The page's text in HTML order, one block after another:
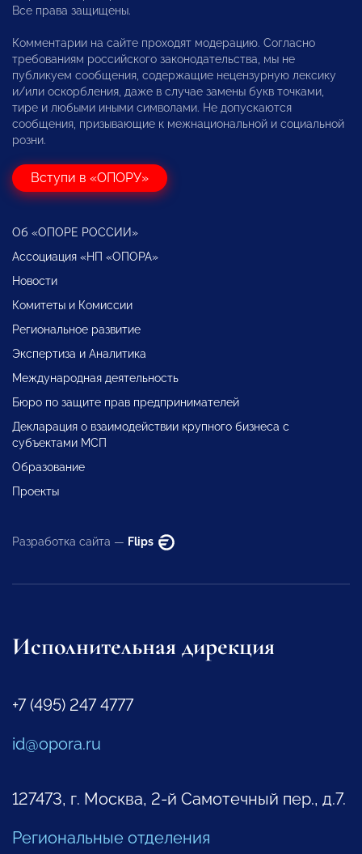
Все права защищены.
Комментарии на сайте проходят модерацию. Согласно
требованиям российского законодательства, мы не
публикуем сообщения, содержащие нецензурную лексику
и/или оскорбления, даже в случае замены букв точками,
тире и любыми иными символами. Не допускаются
сообщения, призывающие к межнациональной и социальной
розни.
Вступи в «ОПОРУ»
Об «ОПОРЕ РОССИИ»
Ассоциация «НП «ОПОРА»
Новости
Комитеты и Комиссии
Региональное развитие
Экспертиза и Аналитика
Международная деятельность
Бюро по защите прав предпринимателей
Декларация о взаимодействии крупного бизнеса с
субъектами МСП
Образование
Проекты
Разработка сайта — Flips
Исполнительная дирекция
+7 (495) 247 4777
id@opora.ru
127473, г. Москва, 2-й Самотечный пер., д.7.
Региональные отделения